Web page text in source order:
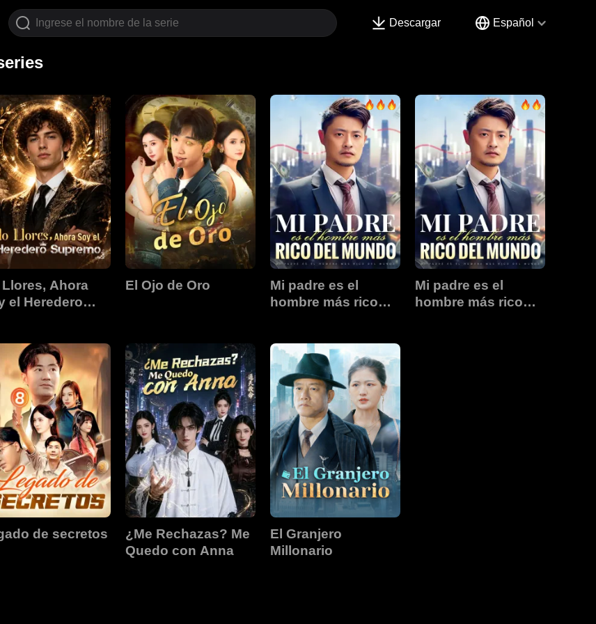
Descargar Español
Llores, Ahora
el Heredero
El Ojo de Oro
Mi padre es el
hombre más rico
Mi padre es el
hombre más rico
de secretos
¿Me Rechazas? Me
Quedo con Anna
El Granjero
Millonario